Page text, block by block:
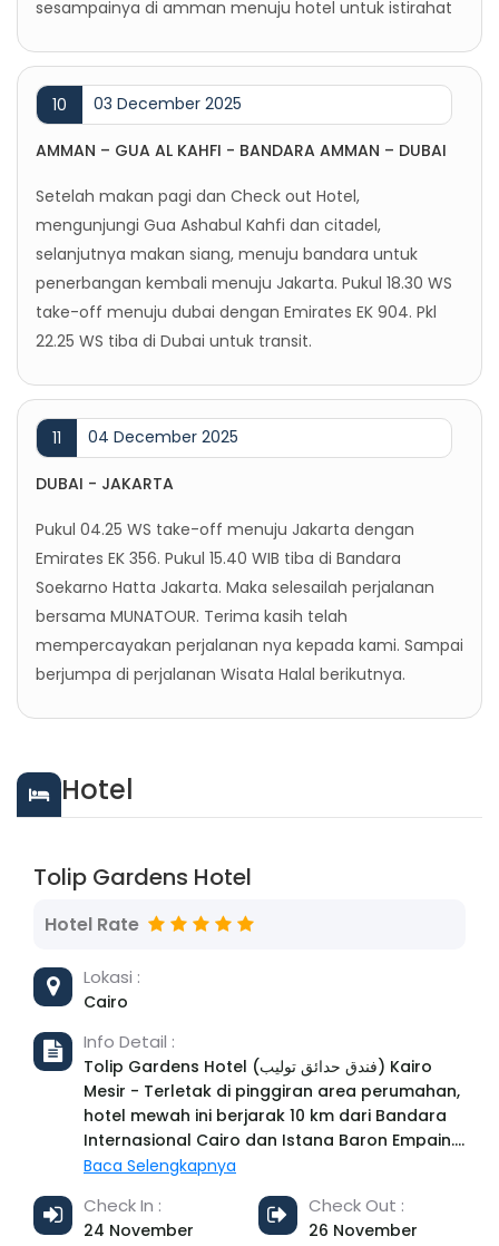
sesampainya di amman menuju hotel untuk istirahat
10 03 December 2025
AMMAN – GUA AL KAHFI - BANDARA AMMAN – DUBAI
Setelah makan pagi dan Check out Hotel,
mengunjungi Gua Ashabul Kahfi dan citadel,
selanjutnya makan siang, menuju bandara untuk
penerbangan kembali menuju Jakarta. Pukul 18.30 WS
take-off menuju dubai dengan Emirates EK 904. Pkl
22.25 WS tiba di Dubai untuk transit.
11 04 December 2025
DUBAI - JAKARTA
Pukul 04.25 WS take-off menuju Jakarta dengan
Emirates EK 356. Pukul 15.40 WIB tiba di Bandara
Soekarno Hatta Jakarta. Maka selesailah perjalanan
bersama MUNATOUR. Terima kasih telah
mempercayakan perjalanan nya kepada kami. Sampai
berjumpa di perjalanan Wisata Halal berikutnya.
Hotel
Tolip Gardens Hotel
Hotel Rate
Lokasi :
Cairo
Info Detail :
Tolip Gardens Hotel (فندق حدائق توليب) Kairo
Mesir - Terletak di pinggiran area perumahan,
hotel mewah ini berjarak 10 km dari Bandara
Internasional Cairo dan Istana Baron Empain.
Hotel ini berjarak 40 km dari Patung Sphinx
dengan Wi-Fi, TV layar datar, dan balkon,
serta minibar dan fasilitas pembuat teh dan
Baca Selengkapnya
Check In :
24 November
Check Out :
26 November